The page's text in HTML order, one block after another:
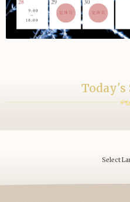
Today's
Select